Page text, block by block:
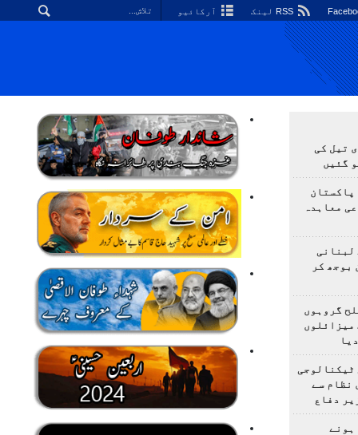
آرکائیو
تیل کی
گئیں
پاکستان
معاہدہ
لبنانی
بوجھ کر
گروہوں
میزائلوں
ٹیکنالوجی
نظام سے
دفاع
ہونے